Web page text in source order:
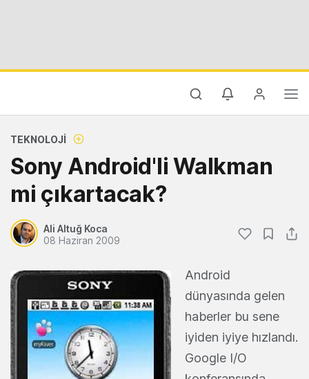
TEKNOLOJI
Sony Android'li Walkman
mi çıkartacak?
Ali Altuğ Koca
08 Haziran 2009
Android
dünyasında gelen
haberler bu sene
iyiden iyiye hızlandı.
Google I/O